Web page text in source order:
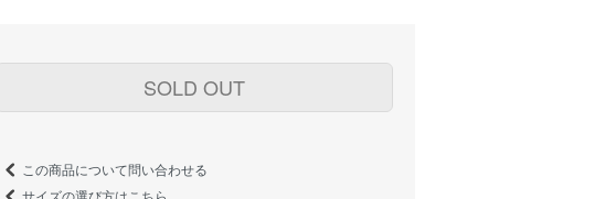
SOLD OUT
この商品について問い合わせる